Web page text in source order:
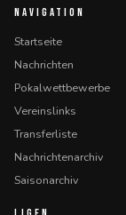
NAVIGATION
Startseite
Nachrichten
Pokalwettbewerbe
Vereinslinks
Transferliste
Nachrichtenarchiv
Saisonarchiv